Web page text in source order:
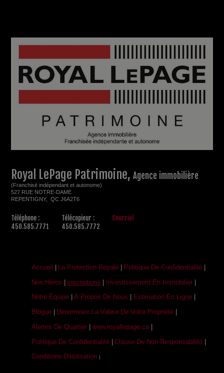
Royal LePage Patrimoine,Agence immobilière
(Franchisé indépendant et autonome)
527 RUE NOTRE-DAME
REPENTIGNY, QC J6A2T6
Téléphone :
450.585.7771
Télécopieur :
450.585.7772
Courriel
Accueil La Protection Royale Politique De Confidentialité
Nos Héros | Inscriptions | Investissement En Immobilier |
Notre Équipe
À Propos De Nous Estimation En Ligne
Blogue
Déterminez La Valeur De Votre Propriété
Alertes De Quartier
www.royallepage.ca
Politique De Confidentialité | Clause De Non-Responsabilité |
Conditions D'utilisation